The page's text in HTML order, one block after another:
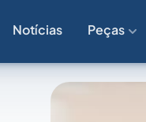
Notícias Peças